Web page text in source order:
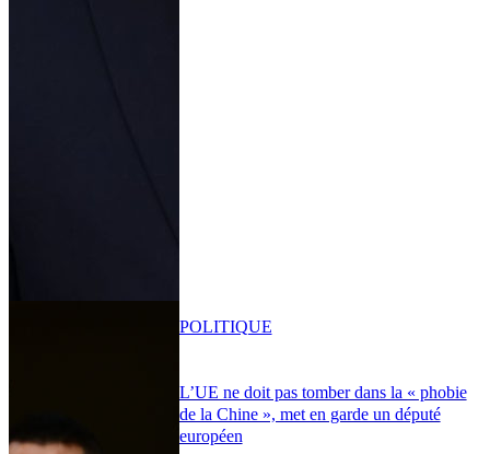
L’UE ne doit pas tomber dans la « phobie
de la Chine », met en garde un député
européen
POLITIQUE